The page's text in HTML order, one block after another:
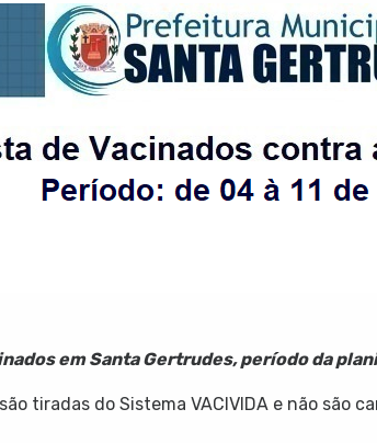
em Santa Gertrudes, período da
tiradas do Sistema VACIVIDA e não são